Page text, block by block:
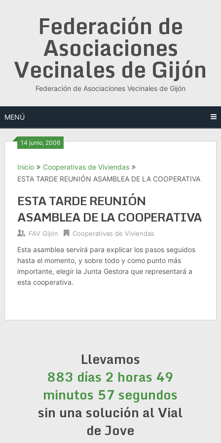
Federación de
Asociaciones
Vecinales de Gijón
Federación de Asociaciones Vecinales de Gijón
MENÚ
14 junio, 2006
Inicio
Cooperativas de Viviendas
ESTA TARDE REUNIÓN ASAMBLEA DE LA COOPERATIVA
ESTA TARDE REUNIÓN
ASAMBLEA DE LA COOPERATIVA
FAV Gijón Cooperativas de Viviendas
Esta asamblea servirá para explicar los pasos seguidos
hasta el momento, y sobre todo y como punto más
importante, elegir la Junta Gestora que representará a
esta cooperativa.
Llevamos
883 días 2 horas 49
minutos 57 segundos
sin una solución al Vial
de Jove